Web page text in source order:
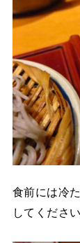
食前には冷
してくださ